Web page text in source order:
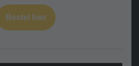
Bestel hier